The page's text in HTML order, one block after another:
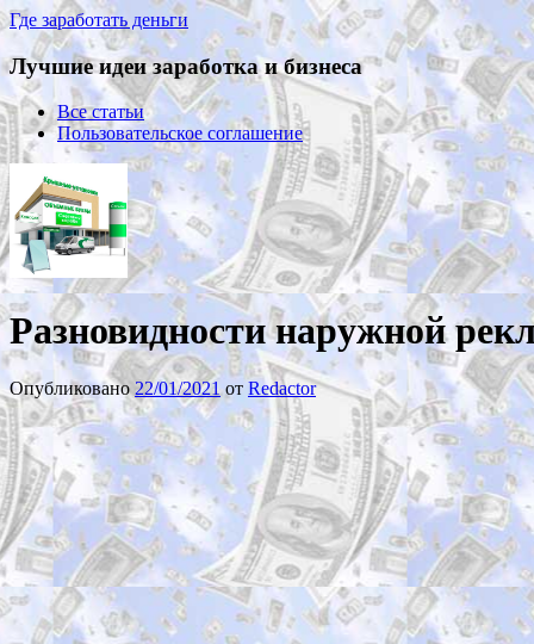
Где заработать деньги
Лучшие идеи заработка и бизнеса
Все статьи
Пользовательское соглашение
Разновидности наружной
Опубликовано 22/01/2021 от Redactor